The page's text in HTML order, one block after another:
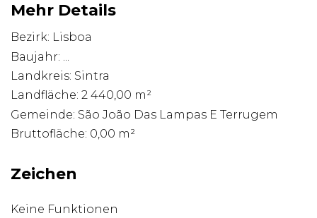
Mehr Details
Bezirk: Lisboa
Baujahr: ...
Landkreis: Sintra
Landfläche: 2 440,00 m²
Gemeinde: São João Das Lampas E Terrugem
Bruttofläche: 0,00 m²
Zeichen
Keine Funktionen